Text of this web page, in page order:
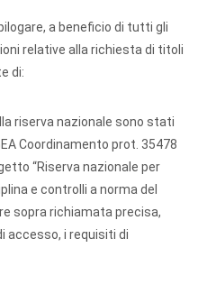
a beneficio di tutti gli
relative alla richiesta di titoli
di:
riserva nazionale sono stati
Coordinamento prot. 35478
“Riserva nazionale per
e controlli a norma del
sopra richiamata precisa,
accesso, i requisiti di